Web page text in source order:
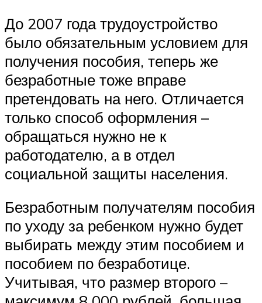
До 2007 года трудоустройство
было обязательным условием для
получения пособия, теперь же
безработные тоже вправе
претендовать на него. Отличается
только способ оформления –
обращаться нужно не к
работодателю, а в отдел
социальной защиты населения.
Безработным получателям пособия
по уходу за ребенком нужно будет
выбирать между этим пособием и
пособием по безработице.
Учитывая, что размер второго –